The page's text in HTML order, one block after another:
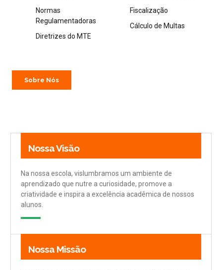
Normas
Regulamentadoras
Diretrizes do MTE
Fiscalização
Cálculo de Multas
Sobre Nós
Nossa Visão
Na nossa escola, vislumbramos um ambiente de
aprendizado que nutre a curiosidade, promove a
criatividade e inspira a excelência acadêmica de nossos
alunos.
Nossa Missão